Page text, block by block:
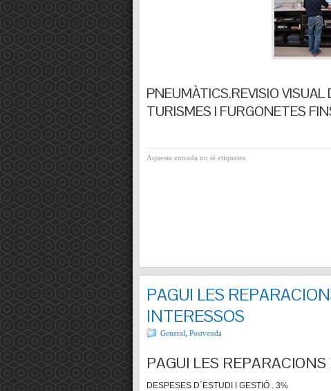
PNEUMÀTICS.REVISIO
TURISMES I FURGONETES
Aquesta entrada no té etiquetes
PAGUI LES
INTERESSOS
General Postvenda
PAGUI LES
DESPESES D´ESTUDI I GESTIÓ . 3%